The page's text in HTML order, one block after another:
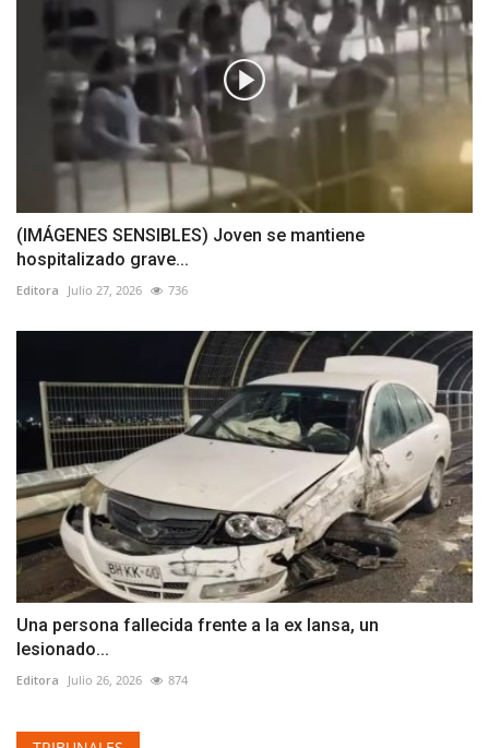
(IMÁGENES SENSIBLES) Joven se mantiene
hospitalizado grave...
Editora Julio 27, 2026 736
Una persona fallecida frente a la ex Iansa, un
lesionado...
Editora Julio 26, 2026 874